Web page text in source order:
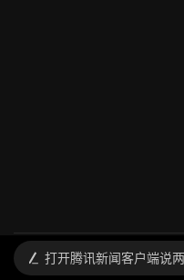
打开腾讯新闻客户端说